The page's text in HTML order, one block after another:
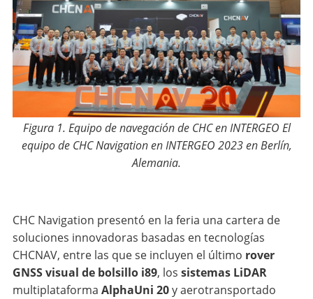
Figura 1. Equipo de navegación de CHC en INTERGEO El
equipo de CHC Navigation en INTERGEO 2023 en Berlín,
Alemania.
CHC Navigation presentó en la feria una cartera de
soluciones innovadoras basadas en tecnologías
CHCNAV, entre las que se incluyen el último rover
GNSS visual de bolsillo i89, lossistemas LiDAR
multiplataformaAlphaUni 20y aerotransportado